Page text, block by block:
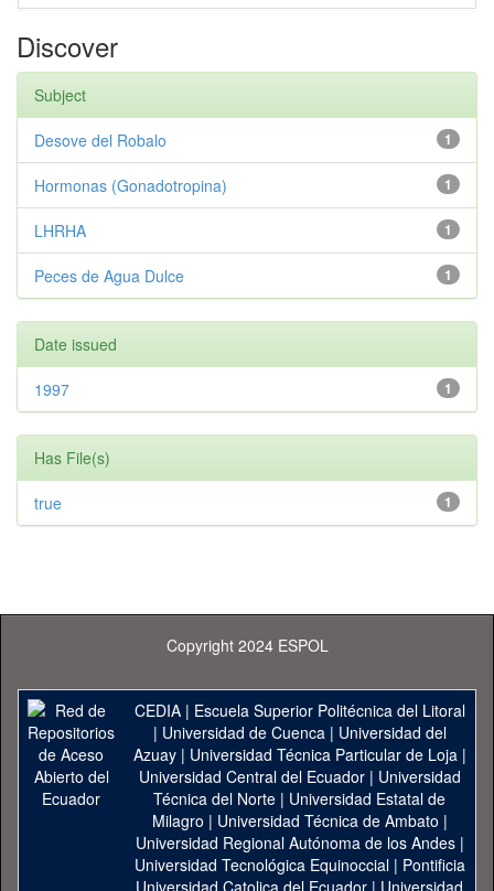
Discover
Subject
1
Desove del Robalo
1
Hormonas (Gonadotropina)
1
LHRHA
1
Peces de Agua Dulce
Date issued
1
1997
Has File(s)
1
true
Copyright 2024 ESPOL
CEDIA| Escuela Superior Politécnica del Litoral
| Universidad de Cuenca| Universidad del
Azuay| Universidad Técnica Particular de Loja|
Universidad Central del Ecuador| Universidad
Técnica del Norte | Universidad Estatal de
Milagro | Universidad Técnica de Ambato |
Universidad Regional Autónoma de los Andes|
Universidad Tecnológica Equinoccial| Pontificia
Universidad Catolica del Ecuador | Universidad